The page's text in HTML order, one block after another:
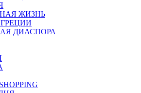
ЖИЗНЬ
ДИАСПОРА